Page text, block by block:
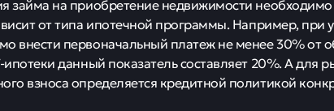
займа на приобретение недвижимости
от типа ипотечной программы. Например, при
внести первоначальный платеж не менее 30%
данный показатель составляет 20%. А для
взноса определяется кредитной политикой